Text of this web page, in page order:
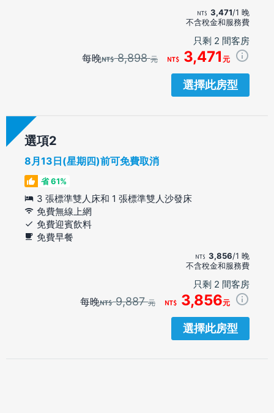
3,471/1 晚
不含稅金和服務費
只剩 2 間客房
每晚 8,898元 3,471 元
選擇此房型
選項
8月13日(星期四)前可免費取消
省 61%
3 張標準雙人床和 1 張標準雙人沙發床
免費無線上網
免費迎賓飲料
免費早餐
3,856/1 晚
不含稅金和服務費
只剩 2 間客房
每晚 9,887元 3,856元
選擇此房型